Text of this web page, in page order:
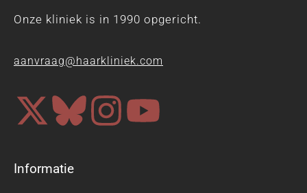
Onze kliniek is in 1990 opgericht.
aanvraag@haarkliniek.com
Informatie